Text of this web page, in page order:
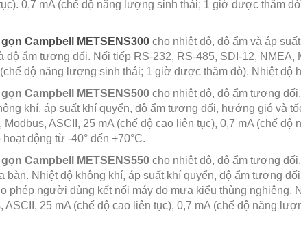
0,7 mA (chế độ năng lượng sinh thái; 1 giờ được thăm
Campbell METSENS300cho nhiệt độ, độ ẩm và áp
độ ẩm tương đối. Nối tiếp RS-232, RS-485, SDI-12, NMEA,
độ năng lượng sinh thái; 1 giờ được thăm dò). Nhiệt độ
Campbell METSENS500cho nhiệt độ, độ ẩm tương
khí, áp suất khí quyển, độ ẩm tương đối, hướng gió và
Modbus, ASCII, 25 mA (chế độ cao liên tục), 0,7 mA (chế
động từ -40° đến +70°C.
Campbell METSENS550cho nhiệt độ, độ ẩm tương
bàn. Nhiệt độ không khí, áp suất khí quyển, độ ẩm tương
phép người dùng kết nối máy đo mưa kiểu thùng nghiêng.
ASCII, 25 mA (chế độ cao liên tục), 0,7 mA (chế độ năng